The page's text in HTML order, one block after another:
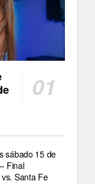
sábado 15 de
Final
Santa Fe